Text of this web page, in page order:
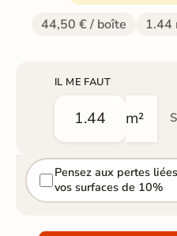
44,50 € / boîte 1.44
IL ME FAUT
m²
Pensez aux pertes
vos surfaces de 10%